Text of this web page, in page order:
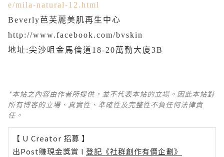
e/mila-natural-12.html
Beverly芭芙麗美肌再生中心
http://www.facebook.com/bvskin
地址:尖沙咀金馬倫道18-20萬勤大廈3B
*本站之內容由作者所提供，並不代表本站的立場。因此本站對
所有博客的立場、真實性、準確性及完整性不負任何法律責
任。
【 U Creator 招募 】
出Post賺現金獎賞 l 登記《社群創作有價企劃》